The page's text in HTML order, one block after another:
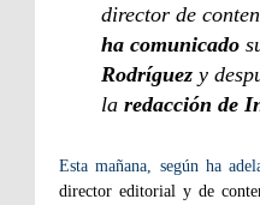
director de
ha comunicado
Rodríguez y
la redacción de
Esta mañana, según ha
director editorial y de